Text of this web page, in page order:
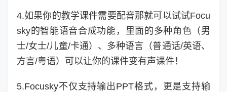
4.如果你的教学课件需要配音那就可以试试Focu
sky的智能语音合成功能，里面的多种角色（男
士/女士/儿童/卡通）、多种语言（普通话/英语、
方言/粤语）可以让你的课件变有声课件！
5.Focusky不仅支持输出PPT格式，更是支持输